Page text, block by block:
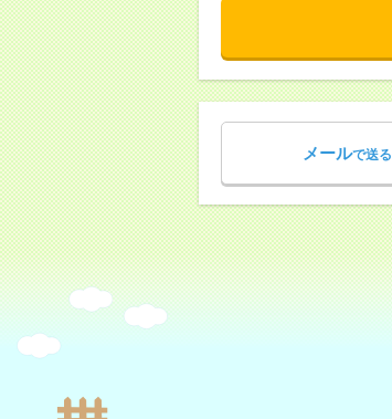
メールで送る